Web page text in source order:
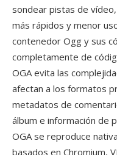
sondear pistas de
más rápidos y menor
contenedor Ogg y sus
completamente de
OGA evita las
afectan a los formatos
metadatos de
álbum e información de
OGA se reproduce
basados en Chromium,